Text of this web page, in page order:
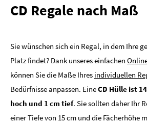
CD Regale nach Maß
Sie wünschen sich ein Regal, in dem Ihre
Platz findet? Dank unseres einfachen
können Sie die Maße Ihres individuellen
Bedürfnisse anpassen. EineCD Hülle ist
hoch und 1 cm tief. Sie sollten daher Ihr
einer Tiefe von 15 cm und die Fächerhöhe